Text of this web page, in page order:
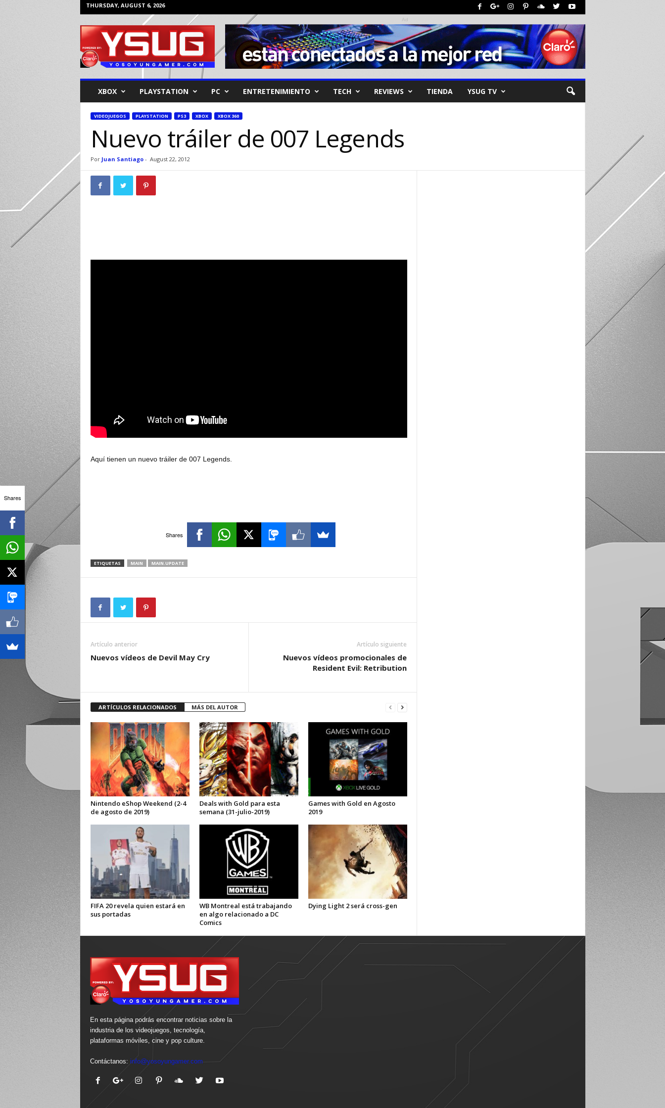
THURSDAY, AUGUST 6, 2026
o
o
y
Ad
XBOX PLAYSTATION PC ENTRETENIMIENTO TECH REVIEWS TIENDA YSUG TV
VIDEOJUEGOS PLAYSTATION PS3 XBOX XBOX 360
Nuevo tráiler de 007 Legends
Por Juan Santiago- August 22, 2012
Aquí tienen un nuevo tráiler de 007 Legends.
Shares
ETIQUETAS MAIN MAIN.UPDATE
Artículo anterior
Nuevos vídeos de Devil May Cry
Artículo siguiente
Nuevos vídeos promocionales de
Resident Evil: Retribution
ARTÍCULOS RELACIONADOS MÁS DEL AUTOR
Nintendo eShop Weekend (2-4
de agosto de 2019)
Deals with Gold para esta
semana (31-julio-2019)
Games with Gold en Agosto
2019
FIFA 20 revela quien estará en
sus portadas
WB Montreal está trabajando
en algo relacionado a DC
Comics
Dying Light 2 será cross-gen
En esta página podrás encontrar noticias sobre la
industria de los videojuegos, tecnología,
plataformas móviles, cine y pop culture.
Contáctanos: info@yosoyungamer.com
Shares